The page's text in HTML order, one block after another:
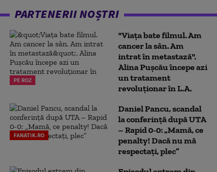
PARTENERII NOȘTRI
PE ROZ
"Viața bate filmul. Am
cancer la sân. Am
intrat în metastază".
Alina Pușcău începe azi
un tratament
revoluționar în L.A.
FANATIK.RO
Daniel Pancu, scandal
la conferință după UTA
– Rapid 0-0: „Mamă, ce
penalty! Dacă nu mă
respectați, plec”